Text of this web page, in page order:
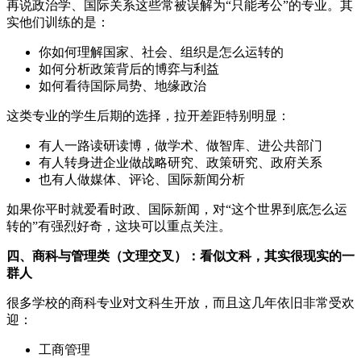
再说政治学、国际关系这些常被误解为“只能考公”的专业。其
实他们训练的是：
你如何理解国家、社会、组织是怎么运转的
如何分析政策背后的博弈与利益
如何看待国际局势、地缘政治
这类专业的学生后期的选择，拉开差距特别明显：
有人一路读研读博，做学术、做智库、进公共部门
有人转身进企业做战略研究、政策研究、政府关系
也有人做媒体、评论、国际新闻分析
如果你平时就爱看时政、国际新闻，对“这个世界到底怎么运
转的”有强烈好奇，这块可以重点关注。
四、商科与管理类（文理交叉）：看似文科，其实很现实的一
群人
很多学校的商科专业对文科生开放，而且这几年依旧非常受欢
迎：
工商管理